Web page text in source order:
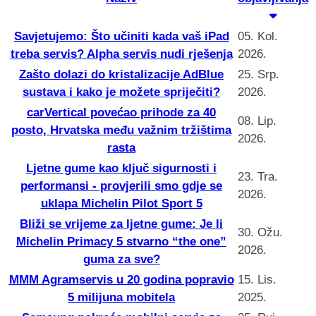
Savjetujemo: Što učiniti kada vaš iPad
treba servis? Alpha servis nudi rješenja
05. Kol.
2026.
Zašto dolazi do kristalizacije AdBlue
sustava i kako je možete spriječiti?
25. Srp.
2026.
carVertical povećao prihode za 40
posto, Hrvatska među važnim tržištima
rasta
08. Lip.
2026.
Ljetne gume kao ključ sigurnosti i
performansi - provjerili smo gdje se
uklapa Michelin Pilot Sport 5
23. Tra.
2026.
Bliži se vrijeme za ljetne gume: Je li
Michelin Primacy 5 stvarno “the one”
guma za sve?
30. Ožu.
2026.
MMM Agramservis u 20 godina popravio
5 milijuna mobitela
15. Lis.
2025.